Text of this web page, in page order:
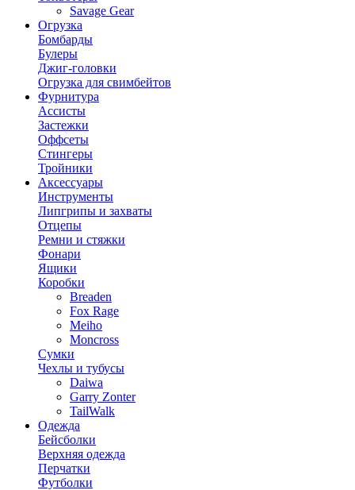
Savage Gear
Огрузка
Бомбарды
Булеры
Джиг-головки
Огрузка для свимбейтов
Фурнитура
Ассисты
Застежки
Оффсеты
Стингеры
Тройники
Аксессуары
Инструменты
Липгрипы и захваты
Отцепы
Ремни и стяжки
Фонари
Ящики
Коробки
Breaden
Fox Rage
Meiho
Moncross
Сумки
Чехлы и тубусы
Daiwa
Garry Zonter
TailWalk
Одежда
Бейсболки
Верхняя одежда
Перчатки
Футболки